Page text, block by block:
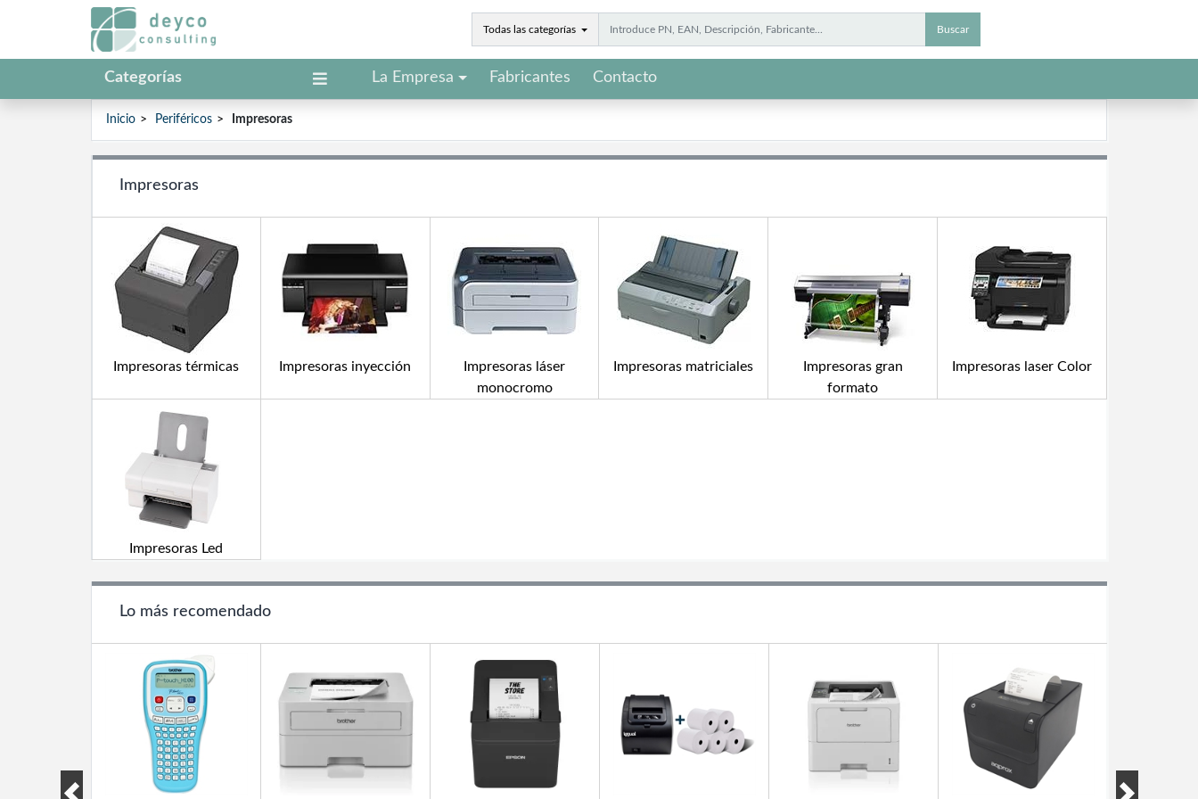
Todas las categorías Buscar
Categorías La Empresa Fabricantes Contacto
Inicio Periféricos Impresoras
Impresoras
Impresoras térmicas Impresoras inyección
Impresoras láser
monocromo
Impresoras matriciales
Impresoras gran
formato
Impresoras laser Color
Impresoras Led
Lo más recomendado